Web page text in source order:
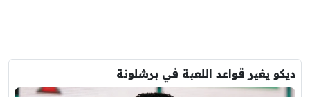
ديكو يغير قواعد اللعبة في برشلونة